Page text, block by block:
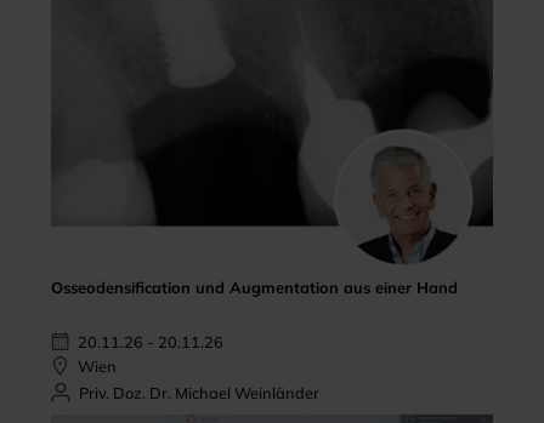
Osseodensification und Augmentation aus einer Hand
20.11.26 - 20.11.26
Wien
Priv. Doz. Dr. Michael Weinländer